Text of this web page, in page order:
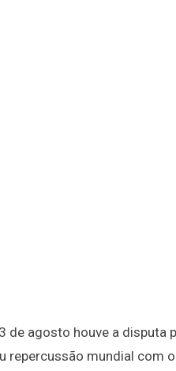
de agosto houve a disputa
repercussão mundial com